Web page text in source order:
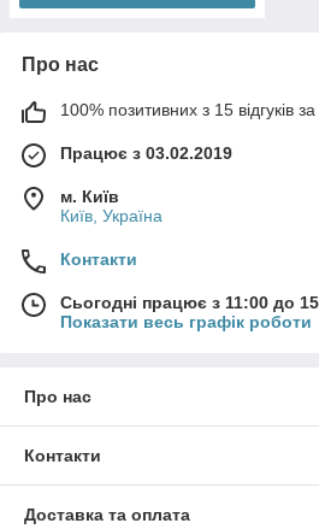
Про нас
100% позитивних з 15 відгуків за
Працює з 03.02.2019
м. Київ
Київ, Україна
Контакти
Сьогодні працює з 11:00 до
Показати весь графік роботи
Про нас
Контакти
Доставка та оплата